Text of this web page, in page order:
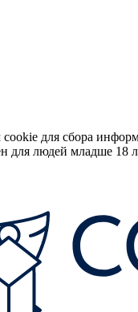
для сбора
для людей младше 18